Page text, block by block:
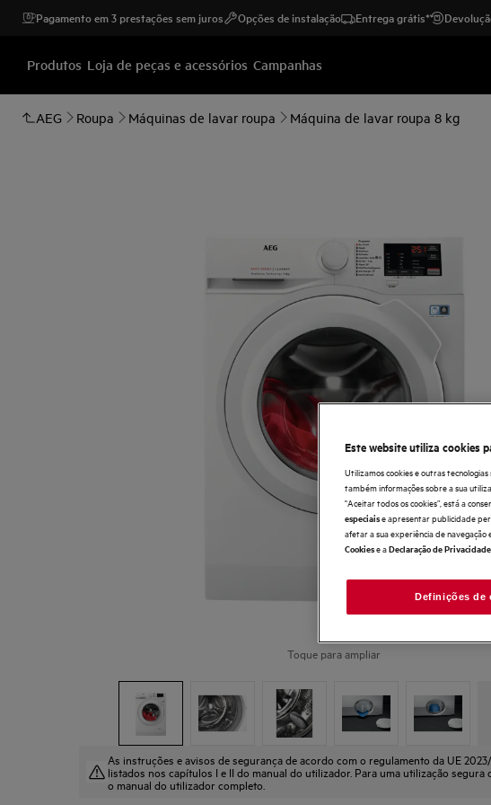
Pagamento em 3 prestações sem juros Opções de instalação Entrega grátis*
Produtos Loja de peças e acessórios Campanhas
AEG Roupa Máquinas de lavar roupa Máquina de lavar roupa 8 kg
Toque para ampliar
As instruções e avisos de segurança de acordo com o regulamento da UE
listados nos capítulos I e II do manual do utilizador. Para uma utilização segura
o manual do utilizador completo.
Este website utiliza cookies
Utilizamos cookies e outras
também informações sobre a sua
"Aceitar todos os cookies”, está a
especiaise apresentar publicidade
afetar a sua experiência de navegação
Cookiese aDeclaração de
Definições de